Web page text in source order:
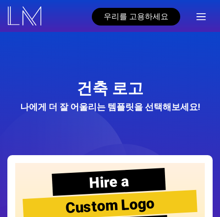
우리를 고용하세요
건축 로고
나에게 더 잘 어울리는 템플릿을 선택해보세요!
Hire a
Custom Logo